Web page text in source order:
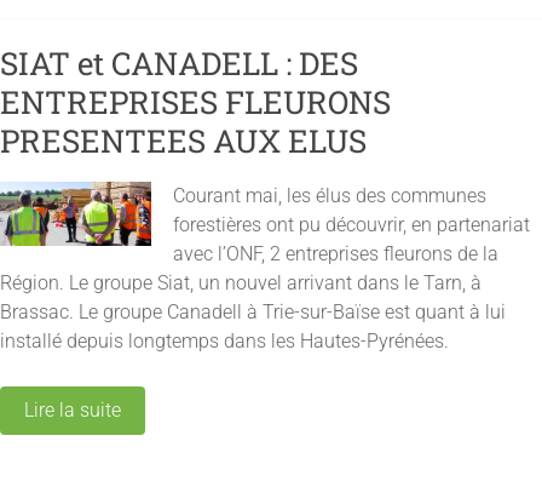
SIAT et CANADELL : DES
ENTREPRISES FLEURONS
PRESENTEES AUX ELUS
Courant mai, les élus des communes
forestières ont pu découvrir, en partenariat
avec l’ONF, 2 entreprises fleurons de la
Région. Le groupe Siat, un nouvel arrivant dans le Tarn, à
Brassac. Le groupe Canadell à Trie-sur-Baïse est quant à lui
installé depuis longtemps dans les Hautes-Pyrénées.
Lire la suite